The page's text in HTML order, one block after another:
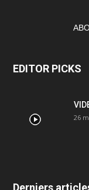
EDITOR PICKS
26
Derniers